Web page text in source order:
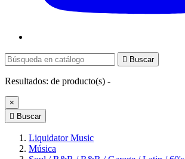
 Buscar
Resultados: de producto(s) -
×
 Buscar
Liquidator Music
Música